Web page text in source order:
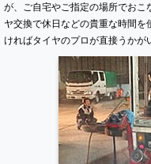
が、ご自宅やご指定の場所でおこ
ヤ交換で休日などの貴重な時間
ければタイヤのプロが直接うかが